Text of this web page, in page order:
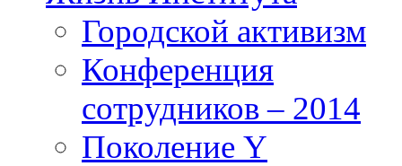
Городской активизм
Конференция
сотрудников – 2014
Поколение Y